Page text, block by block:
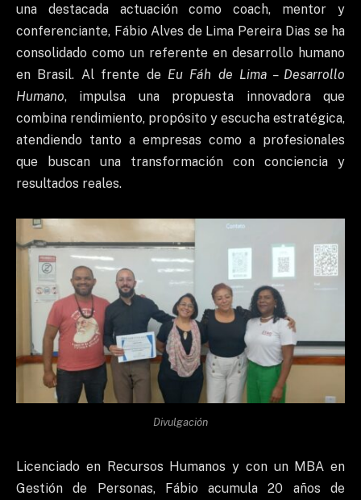
una destacada actuación como coach, mentor y
conferenciante, Fábio Alves de Lima Pereira Dias se ha
consolidado como un referente en desarrollo humano
en Brasil. Al frente de Eu Fáh de Lima – Desarrollo
Humano, impulsa una propuesta innovadora que
combina rendimiento, propósito y escucha estratégica,
atendiendo tanto a empresas como a profesionales
que buscan una transformación con conciencia y
resultados reales.
Divulgación
Licenciado en Recursos Humanos y con un MBA en
Gestión de Personas, Fábio acumula 20 años de